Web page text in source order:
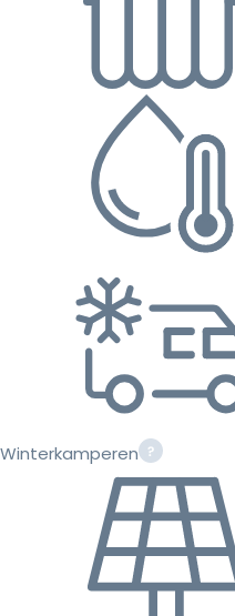
Winterkamperen